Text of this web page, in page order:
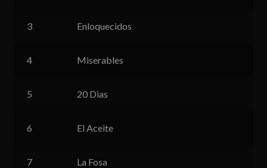
3 Enloquecidos
4 Miserables
5 20 Dias
6 El Aceite
7 La Fosa